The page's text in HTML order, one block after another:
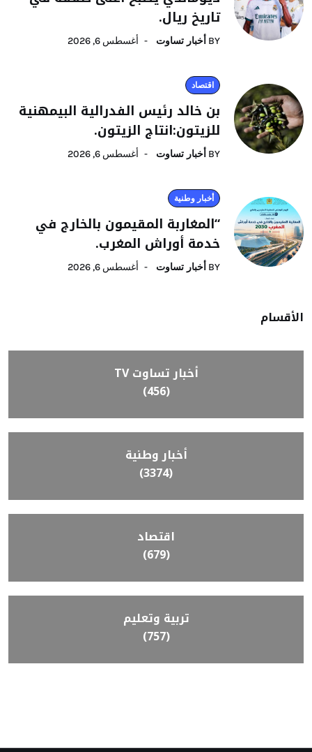
تاريخ ريال.
BY أخبار تساوت أغسطس 6, 2026
اقتصاد
بن خالد رئيس الفدرالية البيمهنية
للزيتون:انتاج الزيتون.
BY أخبار تساوت أغسطس 6, 2026
أخبار وطنية
“المغاربة المقيمون بالخارج في
خدمة أوراش المغرب.
BY أخبار تساوت أغسطس 6, 2026
الأقسام
أخبار تساوت TV
(456)
أخبار وطنية
(3374)
اقتصاد
(679)
تربية وتعليم
(757)